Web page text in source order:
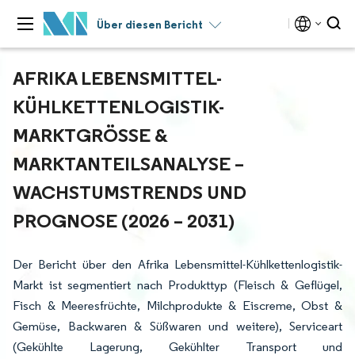
Über diesen Bericht
AFRIKA LEBENSMITTEL-
KÜHLKETTENLOGISTIK-
MARKTGRÖSSE & M
ARKTANTEILSANALYSE – W
ACHSTUMSTRENDS UND P
ROGNOSE (2026 – 2031)
Der Bericht über den Afrika Lebensmittel-Kühlkettenlogistik-
Markt ist segmentiert nach Produkttyp (Fleisch & Geflügel,
Fisch & Meeresfrüchte, Milchprodukte & Eiscreme, Obst &
Gemüse, Backwaren & Süßwaren und weitere), Serviceart
(Gekühlte Lagerung, Gekühlter Transport und